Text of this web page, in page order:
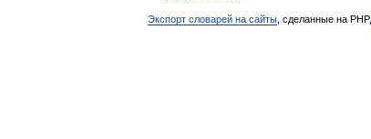
Экспорт словарей на сайты , сделанные на PHP,